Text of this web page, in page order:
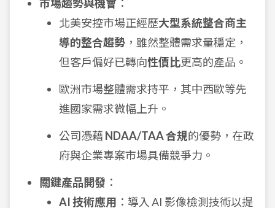
市場趨勢與機會 ：
北美安控市場正經歷大型系統整合商主
導的整合趨勢 ，雖然整體需求量穩定，
但客戶偏好已轉向性價比更高的產品。
歐洲市場整體需求持平，其中西歐等先
進國家需求微幅上升。
公司憑藉NDAA/TAA 合規的優勢，在政
府與企業專案市場具備競爭力。
關鍵產品開發 ：
AI 技術應用 ：導入 AI 影像檢測技術以提